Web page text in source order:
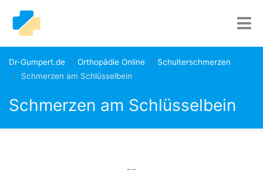
Dr-Gumpert.de Orthopädie Online
Schulterschmerzen
Schmerzen am Schlüsselbein
Schmerzen am Schlüsselbein